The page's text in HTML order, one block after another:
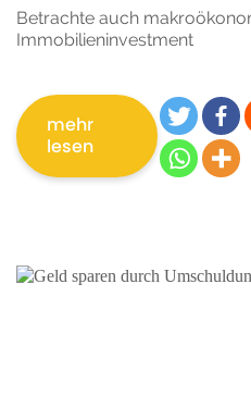
Betrachte auch
Immobilieninvestment
mehr
lesen